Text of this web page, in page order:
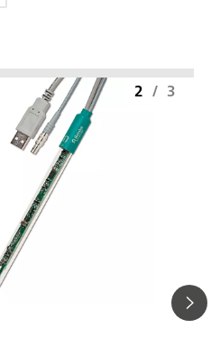
2 / 3